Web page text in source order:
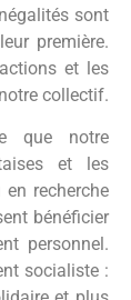
sont
première.
et les
collectif.
que notre
et les
recherche
bénéficier
personnel.
socialiste :